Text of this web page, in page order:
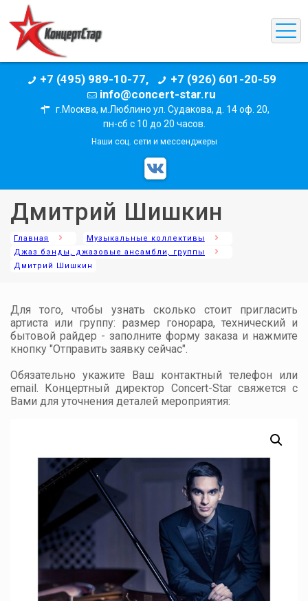
+7 (495) 989-10-77,
+7 (926) 601-20-59
info@concert-star.ru
г.Москва, м.Люблино ул. Судакова, д. 14 оф. 20,
пн-сб с 10 до 20 часов.
Наши соц. сети и мессенджеры
Дмитрий Шишкин
Главная
Музыкальные коллективы
Джаз бэнды, джазовые ансамбли, группы
Дмитрий Шишкин
Для того, чтобы узнать сколько стоит пригласить
артиста или группу: размер гонорара, технический и
бытовой райдер - заполните форму заказа и нажмите
кнопку "Отправить заявку сейчас".
Обязательно укажите Ваш контактный телефон или
email. Концертный директор Concert-Star свяжется с
Вами для уточнения деталей мероприятия: